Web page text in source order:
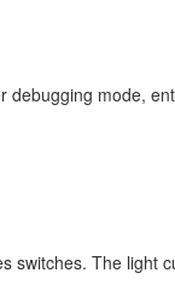
mode,
switches. The light